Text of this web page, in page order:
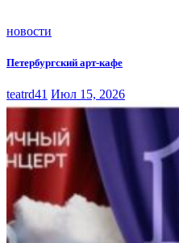
новости
Петербургский арт-кафе
teatrd41 Июл 15, 2026